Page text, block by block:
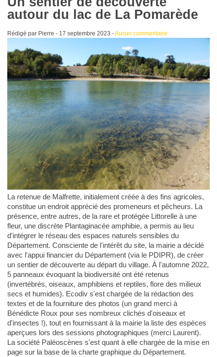
autour du lac de La Pomarède
Rédigé par Pierre - 17 septembre 2023 -Aucun commentaire
La retenue de Malfrette, initialement créée à des fins agricoles,
constitue un endroit apprécié des promeneurs et pêcheurs. La
présence, entre autres, de la rare et protégée Littorelle à une
fleur, une discrète Plantaginacée amphibie, a permis au lieu
d'intégrer le réseau des espaces naturels sensibles du
Département. Consciente de l'intérêt du site, la mairie a décidé
avec l'appui financier du Département (via le PDIPR), de créer
un sentier de découverte au départ du village. À l'automne 2022,
5 panneaux évoquant la biodiversité ont été retenus
(invertébrés, oiseaux, amphibiens et reptiles, flore des milieux
secs et humides). Ecodiv s'est chargée de la rédaction des
textes et de la fourniture des photos (un grand merci à
Bénédicte Roux pour ses nombreux clichés d'oiseaux et
d'insectes !), tout en fournissant à la mairie la liste des espèces
aperçues lors des sessions photographiques (merci Laurent).
La société Paléoscènes s'est quant à elle chargée de la mise en
page sur la base de la charte graphique du Département.